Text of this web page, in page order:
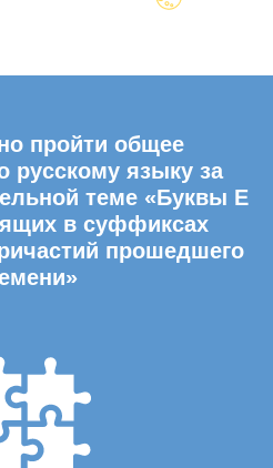
пройти общее
русскому языку за
теме «Буквы Е
в суффиксах
прошедшего